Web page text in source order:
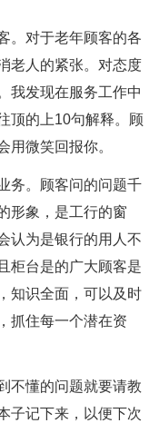
。对于老年顾客的各
老人的紧张。对态度
我发现在服务工作中
顶的上10句解释。顾
用微笑回报你。
务。顾客问的问题千
形象，是工行的窗
认为是银行的用人不
柜台是的广大顾客是
知识全面，可以及时
抓住每一个潜在资
不懂的问题就要请教
子记下来，以便下次